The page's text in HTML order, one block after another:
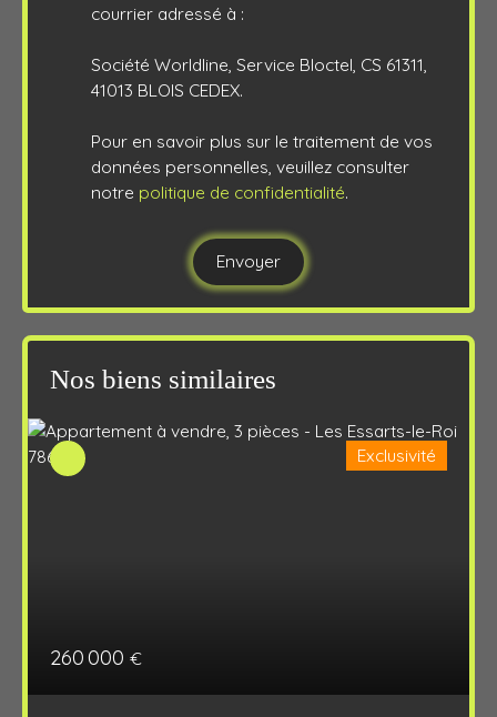
courrier adressé à :
Société Worldline, Service Bloctel, CS 61311,
41013 BLOIS CEDEX.
Pour en savoir plus sur le traitement de vos
données personnelles, veuillez consulter
notre politique de confidentialité.
Envoyer
Nos biens similaires
260 000 €
Exclusivité